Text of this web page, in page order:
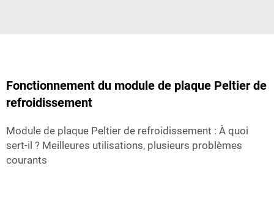
Fonctionnement du module de plaque Peltier de
refroidissement
Module de plaque Peltier de refroidissement : À quoi
sert-il ? Meilleures utilisations, plusieurs problèmes
courants